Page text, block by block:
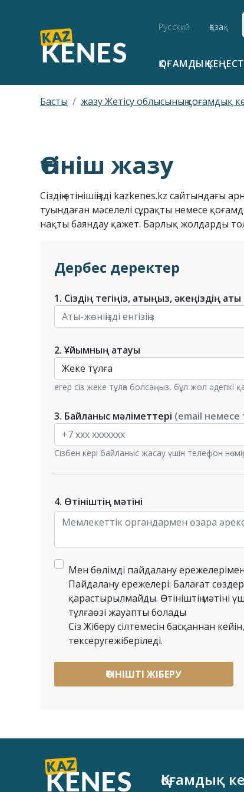
Русский Қазақ
ҚОҒАМДЫҚ
Басты жазу Жетісу облысының қоғамдық
Өтініш жазу
Сіздің өтінішіңізді kazkenes.kz
туындаған мәселелі сұрақты немесе
нақты баяндау қажет. Барлық жолдарды
Дербес деректер
1. Сіздің тегіңіз, атыңыз, әкеңіздің аты
2. Ұйымның атауы
егер сіз жеке тұлға болсаңыз, бұл жол әдепкі
3. Байланыс мәліметтері (email немесе
Сізбен кері байланыс жасау үшін телефон
4. Өтініштің мәтіні
Мен бөлімді пайдалану ережелерімен
Пайдалану ережелері: Балағат
қарастырылмайды. Өтініштің мәтіні
тұлғаөзі жауапты болады
Сіз Жіберу сілтемесін басқаннан
тексеругежіберіледі.
Қоғамдық